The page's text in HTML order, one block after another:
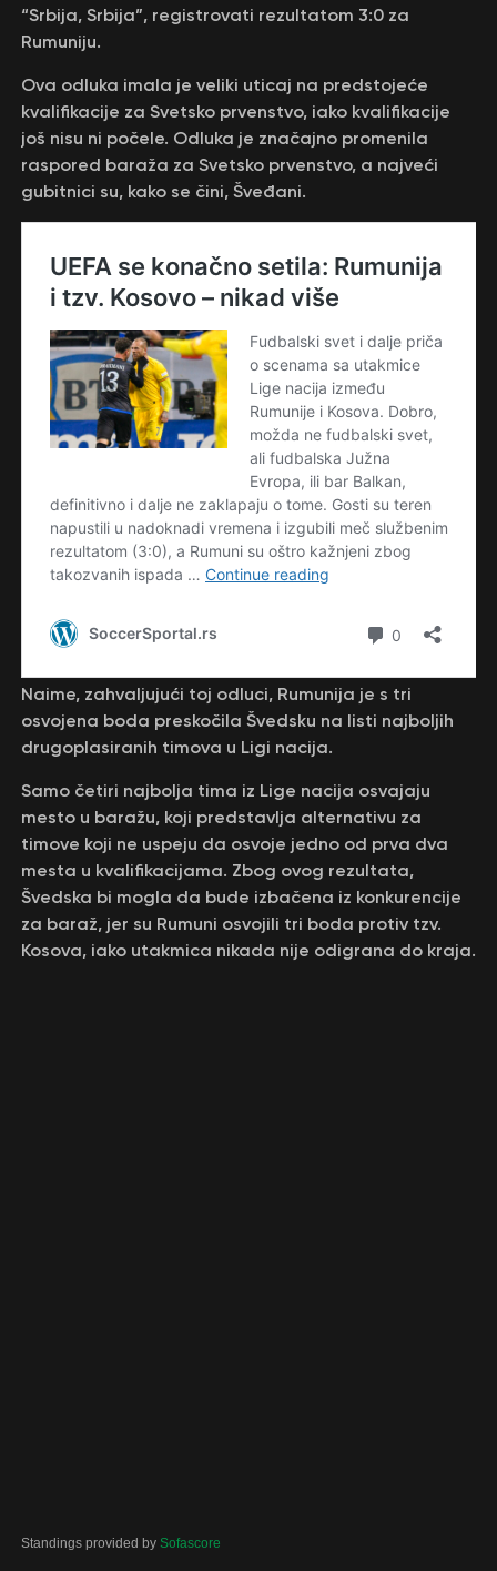
“Srbija, Srbija”, registrovati rezultatom 3:0 za
Rumuniju.
Ova odluka imala je veliki uticaj na predstojeće
kvalifikacije za Svetsko prvenstvo, iako kvalifikacije
još nisu ni počele. Odluka je značajno promenila
raspored baraža za Svetsko prvenstvo, a najveći
gubitnici su, kako se čini, Šveđani.
Naime, zahvaljujući toj odluci, Rumunija je s tri
osvojena boda preskočila Švedsku na listi najboljih
drugoplasiranih timova u Ligi nacija.
Samo četiri najbolja tima iz Lige nacija osvajaju
mesto u baražu, koji predstavlja alternativu za
timove koji ne uspeju da osvoje jedno od prva dva
mesta u kvalifikacijama. Zbog ovog rezultata,
Švedska bi mogla da bude izbačena iz konkurencije
za baraž, jer su Rumuni osvojili tri boda protiv tzv.
Kosova, iako utakmica nikada nije odigrana do kraja.
Standings provided by Sofascore